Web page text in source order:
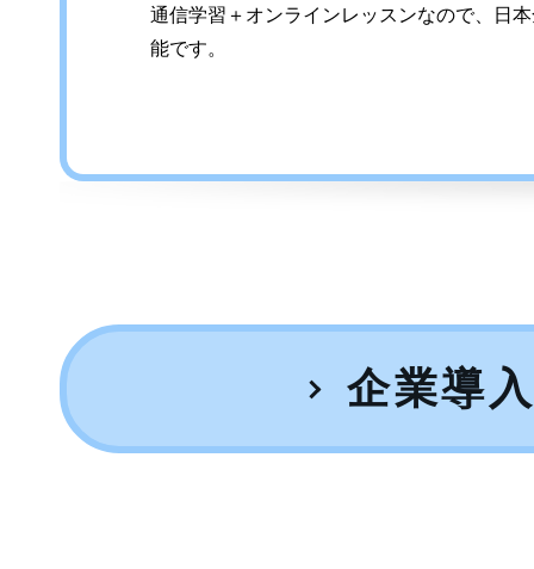
通信学習＋オンラインレッスンなので、日
能です。
企業導